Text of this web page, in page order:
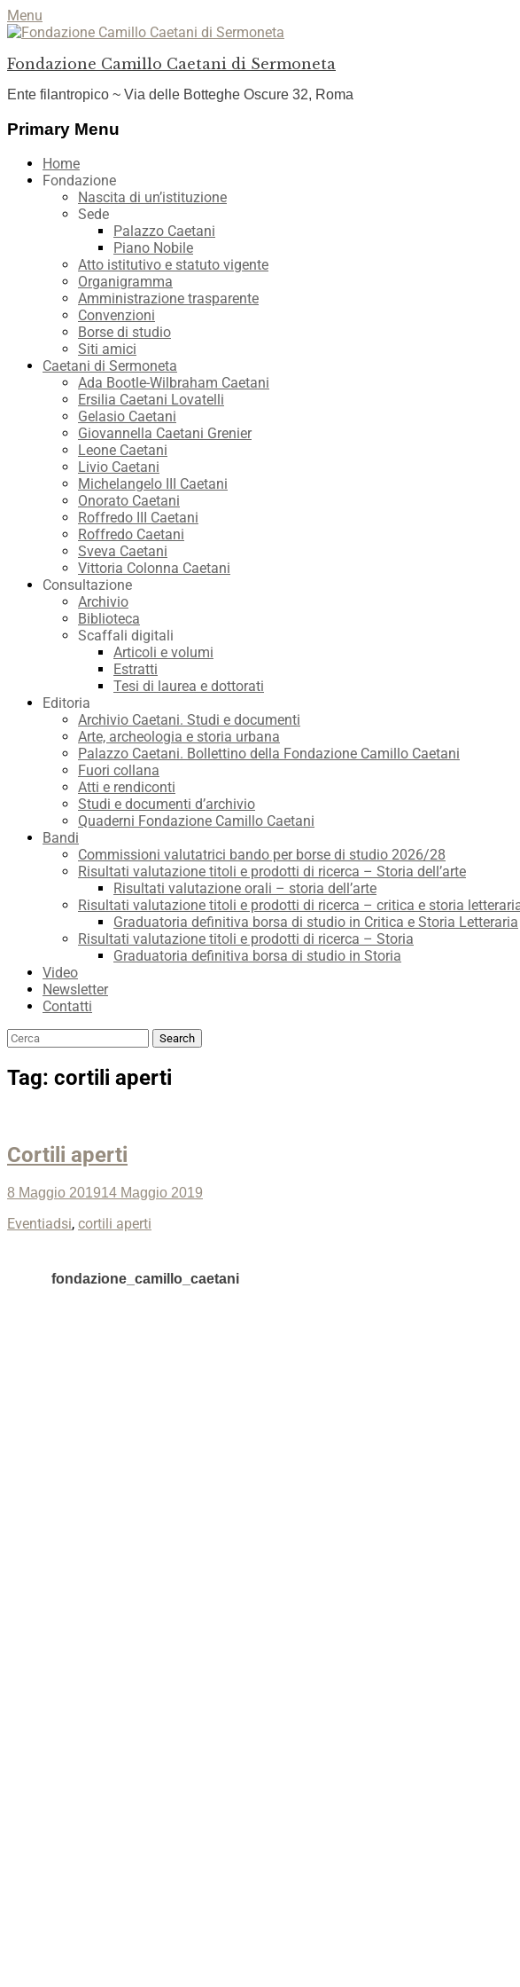
Menu
Fondazione Camillo Caetani di Sermoneta
Ente filantropico ~ Via delle Botteghe Oscure 32, Roma
Facebook
YouTube
Instagram
Primary Menu
Skip
Home
Fondazione
Nascita di un’istituzione
Sede
Palazzo Caetani
Piano Nobile
Atto istitutivo e statuto vigente
Organigramma
Amministrazione trasparente
Convenzioni
Borse di studio
Siti amici
Caetani di Sermoneta
Ada Bootle-Wilbraham Caetani
Ersilia Caetani Lovatelli
Gelasio Caetani
Giovannella Caetani Grenier
Leone Caetani
Livio Caetani
Michelangelo III Caetani
Onorato Caetani
Roffredo III Caetani
Roffredo Caetani
Sveva Caetani
Vittoria Colonna Caetani
Consultazione
Archivio
Biblioteca
Scaffali digitali
Articoli e volumi
Estratti
Tesi di laurea e dottorati
Editoria
Archivio Caetani. Studi e documenti
Arte, archeologia e storia urbana
Palazzo Caetani. Bollettino della Fondazione Camillo Caetani
Fuori collana
Atti e rendiconti
Studi e documenti d’archivio
Quaderni Fondazione Camillo Caetani
Bandi
Commissioni valutatrici bando per borse di studio 2026/28
Risultati valutazione titoli e prodotti di ricerca – Storia dell’arte
Risultati valutazione orali – storia dell’arte
Risultati valutazione titoli e prodotti di ricerca – critica e storia
Graduatoria definitiva borsa di studio in Critica e Storia Letteraria
Risultati valutazione titoli e prodotti di ricerca – Storia
Graduatoria definitiva borsa di studio in Storia
Video
Newsletter
Contatti
Search
Search
Tag: cortili aperti
Cortili aperti
Posted
8 Maggio 201914 Maggio 2019
Categories
EventiTags
adsi, cortili aperti
fondazione_camillo_caetani